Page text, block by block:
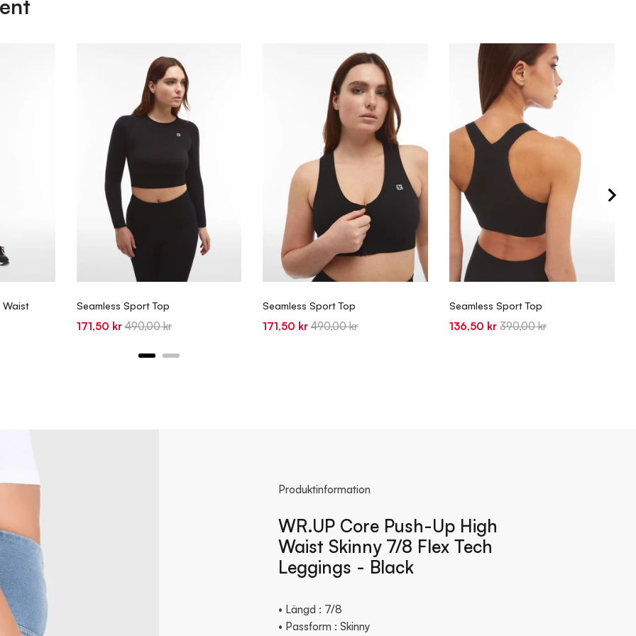
Waist
Seamless Sport Top
Sale
171,50 krOriginal
490,00 kr
Seamless Sport Top
Sale
171,50 kr Original
490,00 kr
Seamless Sport Top
Sale
136,50 kr Original
390,00 kr
Produktinformation
WR.UP Core Push-Up High
Waist Skinny 7/8 Flex Tech
Leggings - Black
• Längd : 7/8
• Passform : Skinny